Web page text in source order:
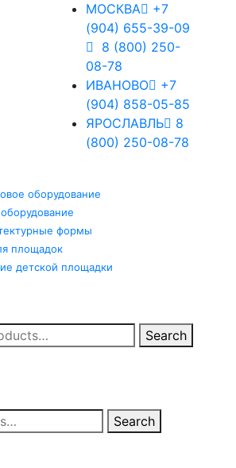
МОСКВА
+7
(904) 655-39-09
8 (800) 250-
08-78
ИВАНОВО
+7
(904) 858-05-85
ЯРОСЛАВЛЬ
8
(800) 250-08-78
оборудование
оборудование
формы
площадок
детской площадки
Search
Search